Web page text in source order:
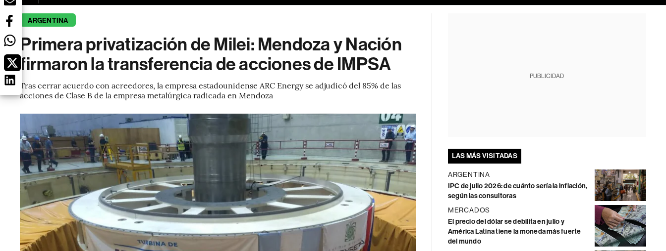
ARGENTINA
Primera privatización de Milei: Mendoza y Nación
firmaron la transferencia de acciones de IMPSA
Tras cerrar acuerdo con acreedores, la empresa estadounidense ARC Energy se adjudicó del 85% de las
acciones de Clase B de la empresa metalúrgica radicada en Mendoza
PUBLICIDAD
LAS MÁS VISITADAS
ARGENTINA
IPC de julio 2026: de cuánto sería la inflación,
según las consultoras
MERCADOS
El precio del dólar se debilita en julio y
América Latina tiene la moneda más fuerte
del mundo